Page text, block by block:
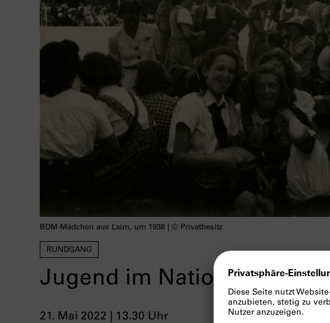
RUNDGANG
Jugend im
21. Mai 2022 | 13.30 Uhr
BDM-Mädchen aus Laim, um 1938 | © Privatbesitz